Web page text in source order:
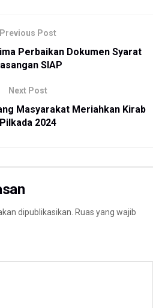
Previous Post
Perbaikan Dokumen Syarat
SIAP
Next Post
Masyarakat Meriahkan Kirab
Pilkada 2024
dipublikasikan. Ruas yang wajib